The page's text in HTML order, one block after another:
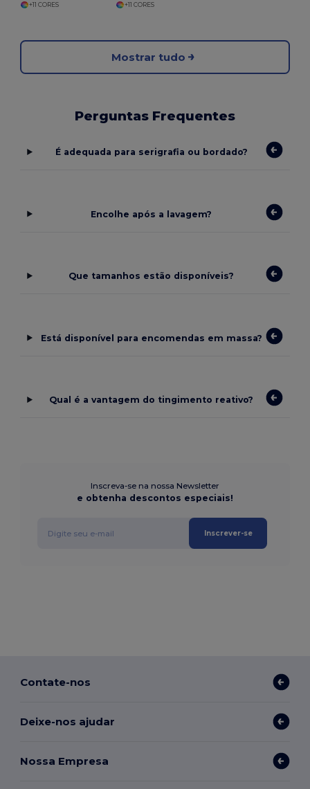
+11 CORES
+11 CORES
Mostrar tudo
Perguntas Frequentes
É adequada para serigrafia ou bordado?
Encolhe após a lavagem?
Que tamanhos estão disponíveis?
Está disponível para encomendas em massa?
Qual é a vantagem do tingimento reativo?
Inscreva-se na nossa Newsletter
e obtenha descontos especiais!
Inscrever-se
Contate-nos
Deixe-nos ajudar
Nossa Empresa